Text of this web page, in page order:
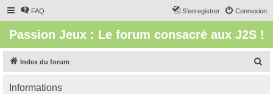
FAQ Connexion
S’enregistrer
Passion Jeux : Le forum consacré aux J2S !
Index du forum
Informations